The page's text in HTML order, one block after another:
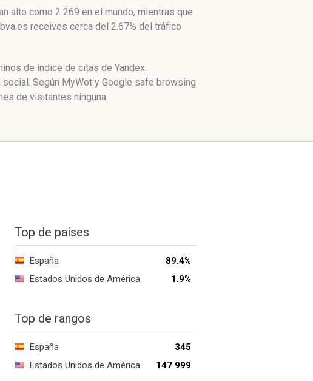
alto como 2 269 en el mundo, mientras que
receives cerca del 2.67% del tráfico
de índice de citas de Yandex.
Según MyWot y Google safe browsing
de visitantes ninguna.
Top de países
España
89.4%
Estados Unidos de América
1.9%
Top de rangos
España
345
Estados Unidos de América
147 999